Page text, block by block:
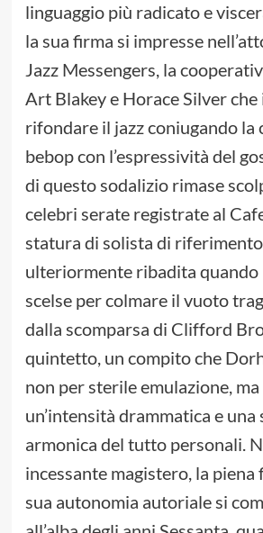
linguaggio più radicato e
la sua firma si impresse
Jazz Messengers, la
Art Blakey e Horace Silver
rifondare il jazz coniugando la
bebop con l’espressività del
di questo sodalizio rimase
celebri serate registrate al
statura di solista di
ulteriormente ribadita quando
scelse per colmare il vuoto
dalla scomparsa di Clifford
quintetto, un compito che
non per sterile emulazione,
un’intensità drammatica e una
armonica del tutto personali.
incessante magistero, la
sua autonomia autoriale si